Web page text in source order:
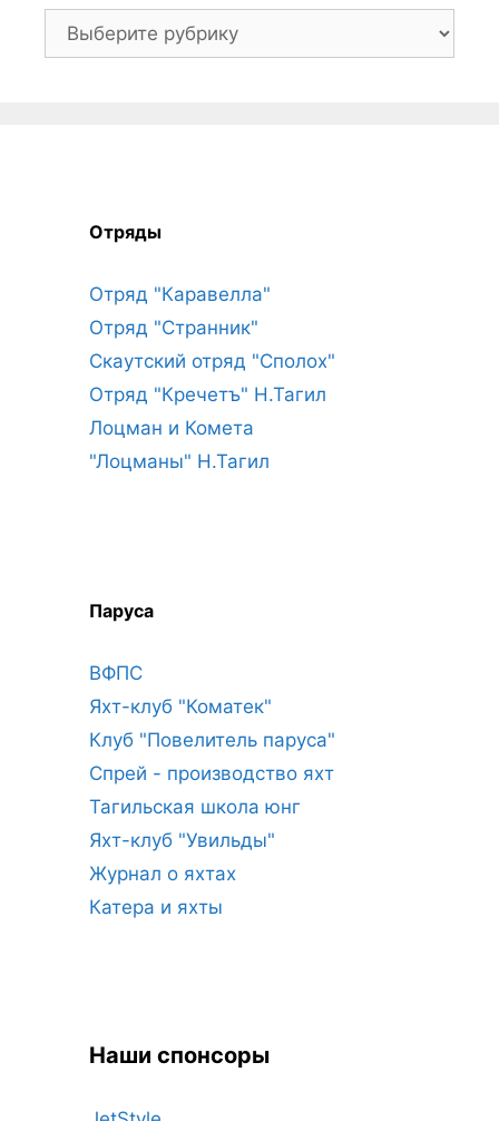
Рубрики
Отряды
Отряд "Каравелла"
Отряд "Странник"
Скаутский отряд "Сполох"
Отряд "Кречетъ" Н.Тагил
Лоцман и Комета
"Лоцманы" Н.Тагил
Паруса
ВФПС
Яхт-клуб "Коматек"
Клуб "Повелитель паруса"
Спрей - производство яхт
Тагильская школа юнг
Яхт-клуб "Увильды"
Журнал о яхтах
Катера и яхты
Наши спонсоры